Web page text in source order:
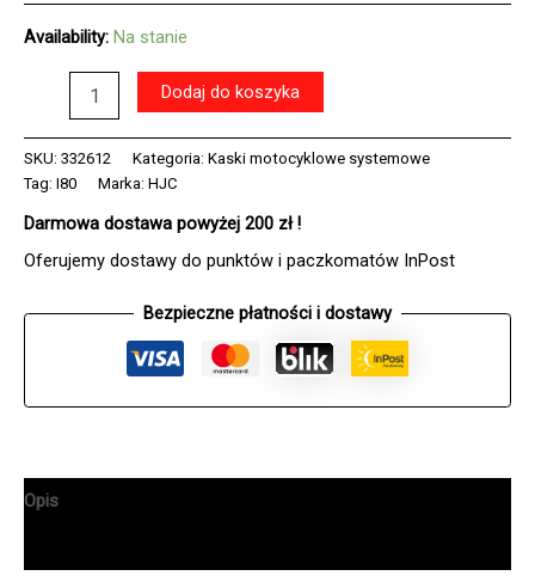
Availability: Na stanie
I80
SOLID
FLAT
SAND
Dodaj do koszyka
SKU: 332612 Kategoria: Kaski motocyklowe systemowe
Tag: I80 Marka: HJC
Darmowa dostawa powyżej 200 zł !
Oferujemy dostawy do punktów i paczkomatów InPost
Bezpieczne płatności i dostawy
Opis